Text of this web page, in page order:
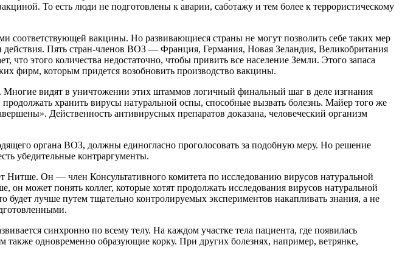
То есть люди не подготовлены к аварии, саботажу и тем более к террористическому
соответствующей вакцины. Но развивающиеся страны не могут позволить себе таких мер
Пять стран-членов ВОЗ — Франция, Германия, Новая Зеландия, Великобритания
этого количества недостаточно, чтобы привить все население Земли. Этого запаса
фирм, которым придется возобновить производство вакцины.
видят в уничтожении этих штаммов логичный финальный шаг в деле изгнания
хранить вирусы натуральной оспы, способные вызвать болезнь. Майер того же
Действенность антивирусных препаратов доказана, человеческий организм
органа ВОЗ, должны единогласно проголосовать за подобную меру. Но решение
убедительные контраргументы.
Он — член Консультативного комитета по исследованию вирусов натуральной
может понять коллег, которые хотят продолжать исследования вирусов натуральной
лучше путем тщательно контролируемых экспериментов накапливать знания, а не
синхронно по всему телу. На каждом участке тела пациента, где появилась
одновременно образующие корку. При других болезнях, например, ветрянке,